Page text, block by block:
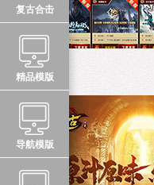
游戏中心
复古合击
精品模版
导航模版